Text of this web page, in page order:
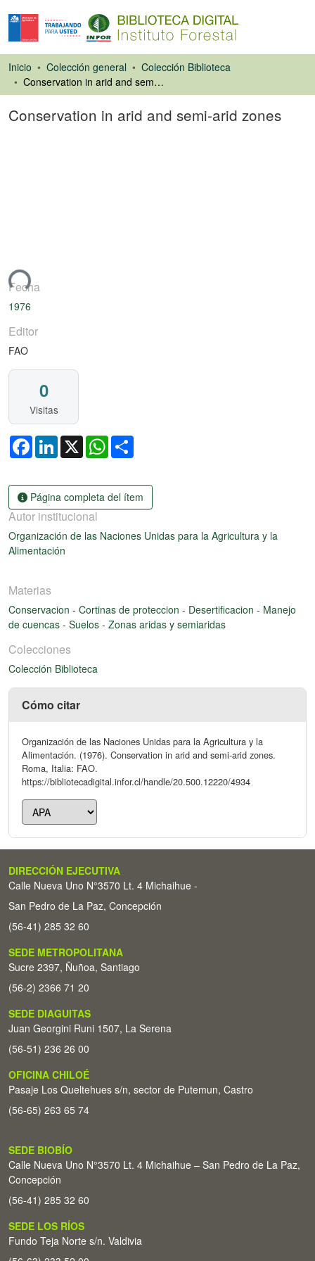
Inicio Colección general
Colección Biblioteca
Conservation in arid and semi-arid zones
Conservation in arid and semi-arid zones
Fecha
1976
Editor
FAO
0
Visitas
FacebookLinkedIn
X WhatsApp
Página completa del ítem
Autor institucional
Organización de las Naciones Unidas para la Agricultura y la
Alimentación
Materias
Conservacion - Cortinas de proteccion - Desertificacion - Manejo
de cuencas - Suelos - Zonas aridas y semiaridas
Colecciones
Colección Biblioteca
Cómo citar
Organización de las Naciones Unidas para la Agricultura y la
Alimentación. (1976). Conservation in arid and semi-arid zones.
Roma, Italia: FAO.
https://bibliotecadigital.infor.cl/handle/20.500.12220/4934
DIRECCIÓN EJECUTIVA
Calle Nueva Uno N°3570 Lt. 4 Michaihue -
San Pedro de La Paz, Concepción
(56-41) 285 32 60
SEDE METROPOLITANA
Sucre 2397, Ñuñoa, Santiago
(56-2) 2366 71 20
SEDE DIAGUITAS
Juan Georgini Runi 1507, La Serena
(56-51) 236 26 00
OFICINA CHILOÉ
Pasaje Los Queltehues s/n, sector de Putemun, Castro
(56-65) 263 65 74
SEDE BIOBÍO
Calle Nueva Uno N°3570 Lt. 4 Michaihue – San Pedro de La Paz,
Concepción
(56-41) 285 32 60
SEDE LOS RÍOS
Fundo Teja Norte s/n. Valdivia